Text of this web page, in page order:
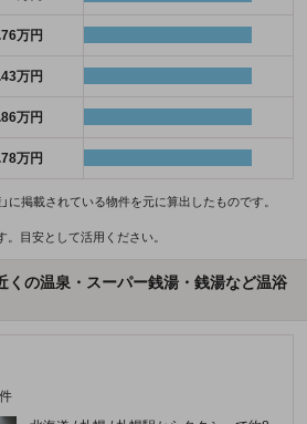
万円
万円
万円
万円
に掲載されている物件を元に算出したものです。
目安として活用ください。
くの温泉・スーパー銭湯・銭湯など温浴